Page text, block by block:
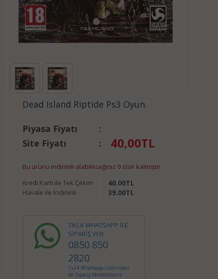
Dead Island Riptide Ps3 Oyun
Piyasa Fiyatı
:
Site Fiyatı
: 40,00TL
Bu ürünü indirimli alabileceğiniz 0 stok kalmıştır.
Kredi Kartı ile Tek Çekim : 40.00TL
Havale ile İndirimli : 39.00TL
TIKLA WHATSAPP İLE
SİPARİŞ VER
0850 850
2820
7x24 Whatsapp Üzerinden
de Sipariş Verebilirsiniz.